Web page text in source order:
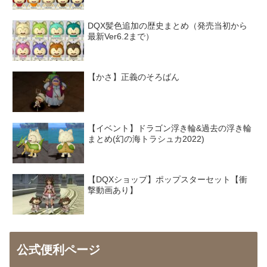
DQX髪色追加の歴史まとめ（発売当初から
最新Ver6.2まで）
【かさ】正義のそろばん
【イベント】ドラゴン浮き輪&過去の浮き輪
まとめ(幻の海トラシュカ2022)
【DQXショップ】ポップスターセット【衝
撃動画あり】
公式便利ページ